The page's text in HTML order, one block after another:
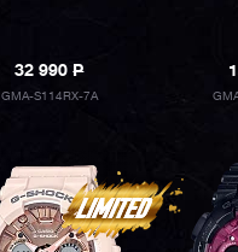
32 990P
GMA-S114RX-7A